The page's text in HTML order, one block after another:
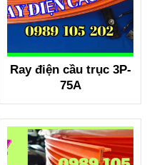
Ray điện cầu trục 3P-
75A